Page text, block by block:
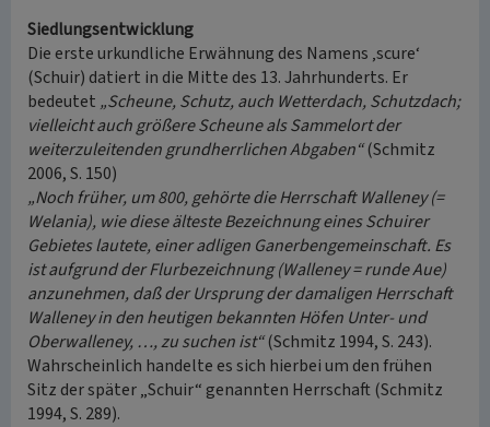
Siedlungsentwicklung
Die erste urkundliche Erwähnung des Namens ‚scure‘
(Schuir) datiert in die Mitte des 13. Jahrhunderts. Er
bedeutet „Scheune, Schutz, auch Wetterdach, Schutzdach;
vielleicht auch größere Scheune als Sammelort der
weiterzuleitenden grundherrlichen Abgaben“(Schmitz
2006, S. 150)
„Noch früher, um 800, gehörte die Herrschaft Walleney (=
Welania), wie diese älteste Bezeichnung eines Schuirer
Gebietes lautete, einer adligen Ganerbengemeinschaft. Es
ist aufgrund der Flurbezeichnung (Walleney = runde Aue)
anzunehmen, daß der Ursprung der damaligen Herrschaft
Walleney in den heutigen bekannten Höfen Unter- und
Oberwalleney, …, zu suchen ist“(Schmitz 1994, S. 243).
Wahrscheinlich handelte es sich hierbei um den frühen
Sitz der später „Schuir“ genannten Herrschaft (Schmitz
1994, S. 289).